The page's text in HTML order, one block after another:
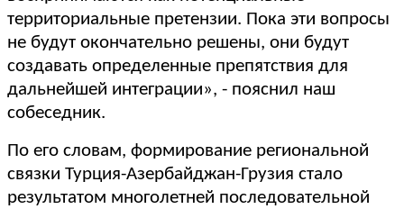
территориальные претензии. Пока эти вопросы
не будут окончательно решены, они будут
создавать определенные препятствия для
дальнейшей интеграции», - пояснил наш
собеседник.
По его словам, формирование региональной
связки Турция-Азербайджан-Грузия стало
результатом многолетней последовательной